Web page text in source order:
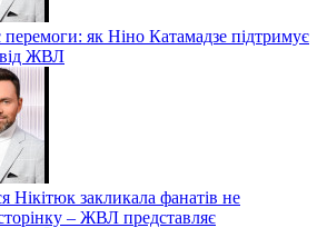
як Ніно Катамадзе підтримує
від ЖВЛ
Нікітюк закликала фанатів не
– ЖВЛ представляє